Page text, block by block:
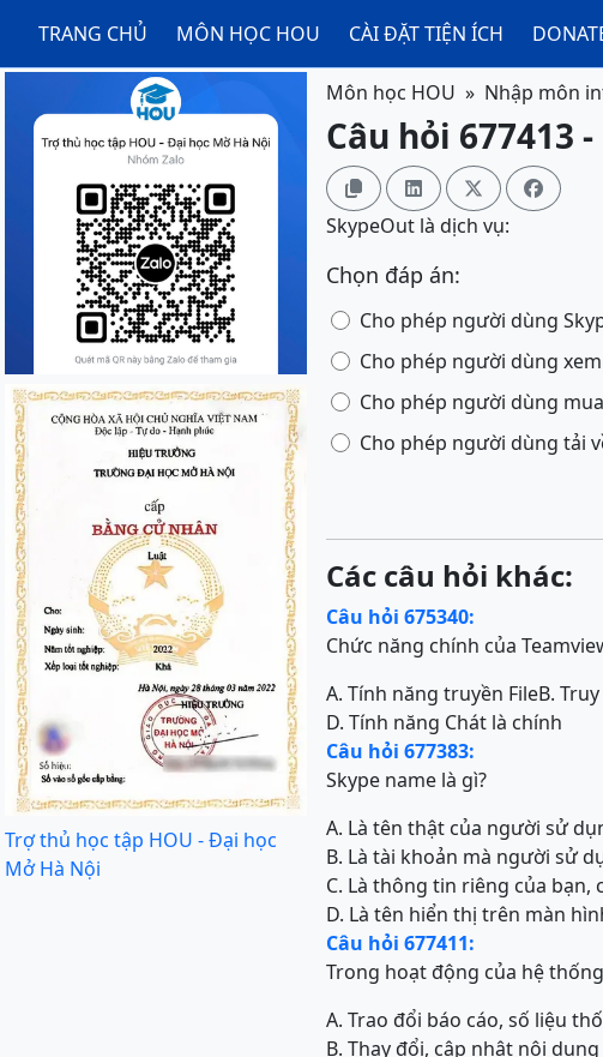
TRANG CHỦ MÔN HỌC HOU CÀI ĐẶT TIỆN ÍCH
Trợ thủ học tập HOU - Đại học
Mở Hà Nội
Môn học HOU Nhập môn
Câu hỏi 677413
   
SkypeOut là dịch vụ:
Chọn đáp án:
Cho phép người dùng
Cho phép người dùng
Cho phép người dùng
Cho phép người dùng tải
Các câu hỏi khác:
Câu hỏi 675340:
Chức năng chính của
A. Tính năng truyền FileB.
D. Tính năng Chát là chính
Câu hỏi 677383:
Skype name là gì?
A. Là tên thật của người sử
B. Là tài khoản mà người sử
C. Là thông tin riêng của
D. Là tên hiển thị trên màn
Câu hỏi 677411:
Trong hoạt động của hệ
A. Trao đổi báo cáo, số liệu
B. Thay đổi, cập nhật nội